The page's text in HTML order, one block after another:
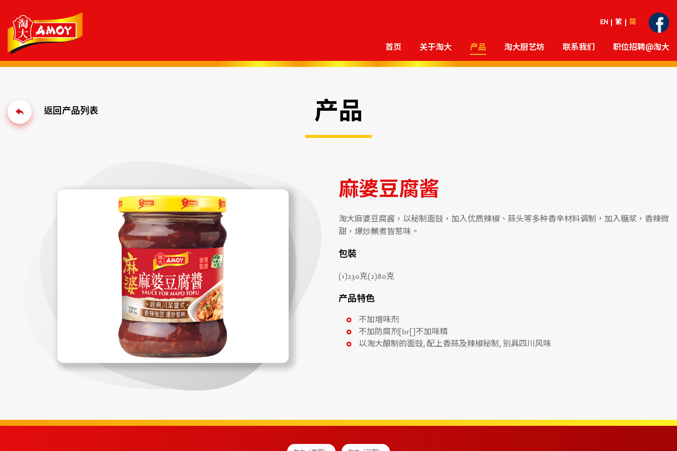
EN 繁 简
首页 关于淘大 产品 淘大厨艺坊 联系我们 职位招聘@淘大
产品
麻婆豆腐酱
淘大麻婆豆腐酱，以秘制面豉，加入优质辣椒、蒜头等多种香辛材料调制，加入糖浆，香辣微
甜，爆炒蘸煮皆惹味。
包裝
(1)230克(2)80克
产品特色
不加增味剂
不加防腐剂[br[]不加味精
以淘大酿制的面豉, 配上香蒜及辣椒秘制, 别具四川风味